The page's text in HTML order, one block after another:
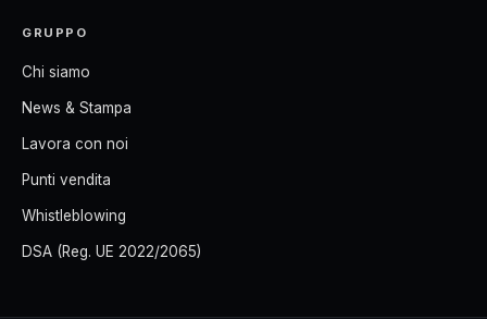
GRUPPO
Chi siamo
News & Stampa
Lavora con noi
Punti vendita
Whistleblowing
DSA (Reg. UE 2022/2065)